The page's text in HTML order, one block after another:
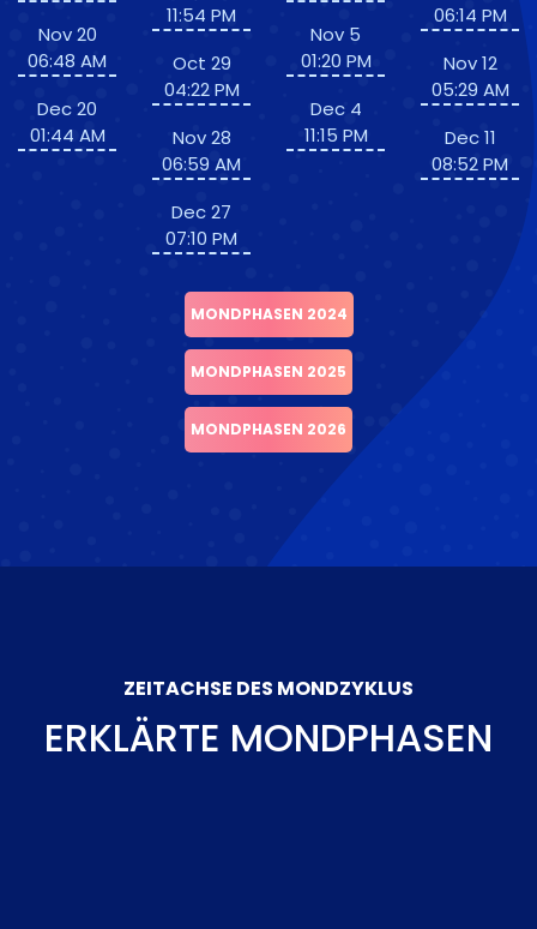
Nov 20
06:48 AM
Dec 20
01:44 AM
11:54 PM
Oct 29
04:22 PM
Nov 28
06:59 AM
Dec 27
07:10 PM
Nov 5
01:20 PM
Dec 4
11:15 PM
06:14 PM
Nov 12
05:29 AM
Dec 11
08:52 PM
MONDPHASEN 2024
MONDPHASEN 2025
MONDPHASEN 2026
ZEITACHSE DES MONDZYKLUS
ERKLÄRTE MONDPHASEN